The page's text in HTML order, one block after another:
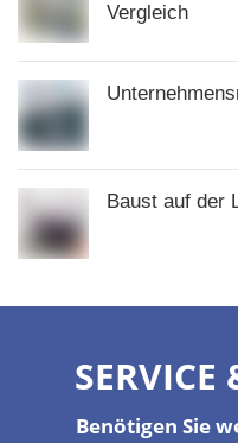
Vergleich
Baust auf der
SERVICE
Benötigen Sie